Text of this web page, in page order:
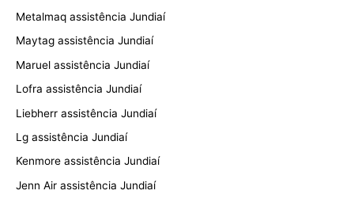
Metalmaq assistência Jundiaí
Maytag assistência Jundiaí
Maruel assistência Jundiaí
Lofra assistência Jundiaí
Liebherr assistência Jundiaí
Lg assistência Jundiaí
Kenmore assistência Jundiaí
Jenn Air assistência Jundiaí